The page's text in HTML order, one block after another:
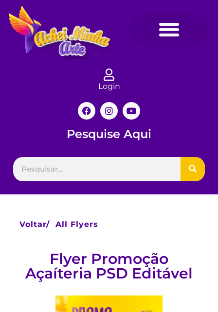
Login
Pesquise Aqui
Voltar/ All Flyers
Flyer Promoção
Açaíteria PSD Editável